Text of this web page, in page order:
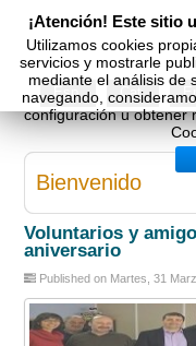
Esp Cat
¡Atención! Este sitio
Utilizamos cookies
servicios y mostrarle
mediante el análisis de
navegando,
configuración u obtener
Bienvenido
Voluntarios y
aniversario
Published on Martes, 31